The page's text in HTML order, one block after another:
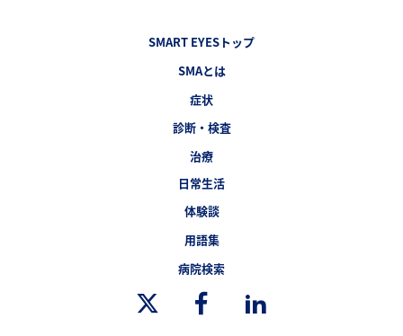
SMART EYESトップ
SMAとは
症状
診断・検査
治療
日常生活
体験談
用語集
病院検索